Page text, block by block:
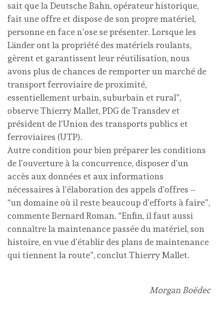
sait que la Deutsche Bahn, opérateur historique,
fait une offre et dispose de son propre matériel,
personne en face n’ose se présenter. Lorsque les
Länder ont la propriété des matériels roulants,
gèrent et garantissent leur réutilisation, nous
avons plus de chances de remporter un marché de
transport ferroviaire de proximité,
essentiellement urbain, suburbain et rural”,
observe Thierry Mallet, PDG de Transdev et
président de l’Union des transports publics et
ferroviaires (UTP).
Autre condition pour bien préparer les conditions
de l’ouverture à la concurrence, disposer d’un
accès aux données et aux informations
nécessaires à l’élaboration des appels d’offres –
“un domaine où il reste beaucoup d’efforts à faire”,
commente Bernard Roman. “Enfin, il faut aussi
connaître la maintenance passée du matériel, son
histoire, en vue d’établir des plans de maintenance
qui tiennent la route”, conclut Thierry Mallet.
Morgan Boëdec